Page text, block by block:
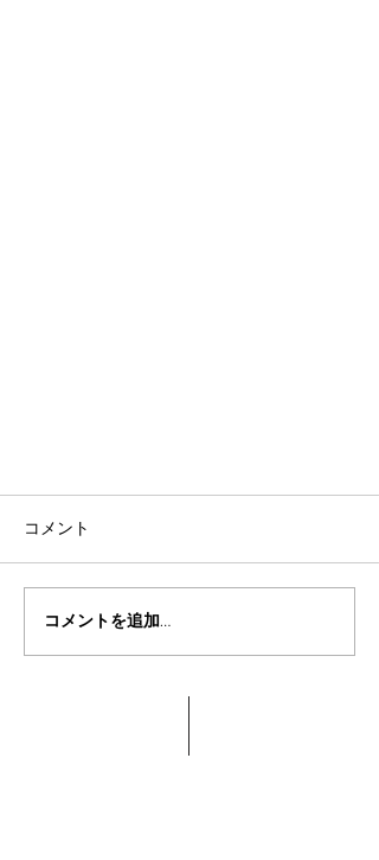
コメント
コメントを追加…